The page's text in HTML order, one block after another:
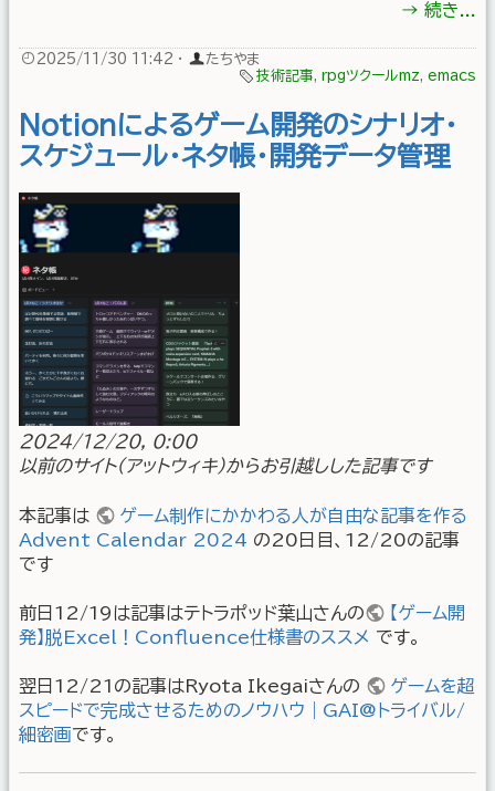
→ 続き...
2025/11/30 11:42 ·
たちやま
技術記事, rpgツクールmz, emacs
Notionによるゲーム開発のシナリオ・
スケジュール・ネタ帳・開発データ管理
2024/12/20, 0:00
以前のサイト(アットウィキ)からお引越しした記事です
本記事は
ゲーム制作にかかわる人が自由な記事を作る
Advent Calendar 2024 の20日目、12/20の記事
です
前日12/19は記事はテトラポッド葉山さんの
【ゲーム開
発】脱Excel！Confluence仕様書のススメ です。
翌日12/21の記事はRyota Ikegaiさんの
ゲームを超
スピードで完成させるためのノウハウ｜GAI@トライバル/
細密画です。